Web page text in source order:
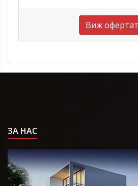
Виж
ЗА НАС